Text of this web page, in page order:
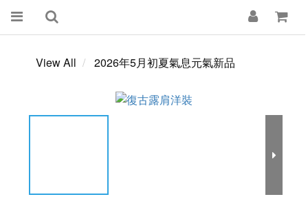
View All 2026年5月初夏氣息元氣新品